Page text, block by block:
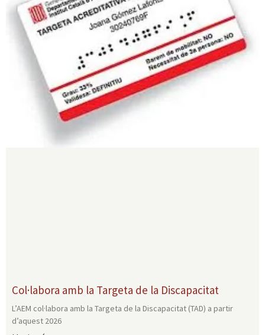
Col·labora amb la Targeta de la Discapacitat
L’AEM col·labora amb la Targeta de la Discapacitat (TAD) a partir
d’aquest 2026